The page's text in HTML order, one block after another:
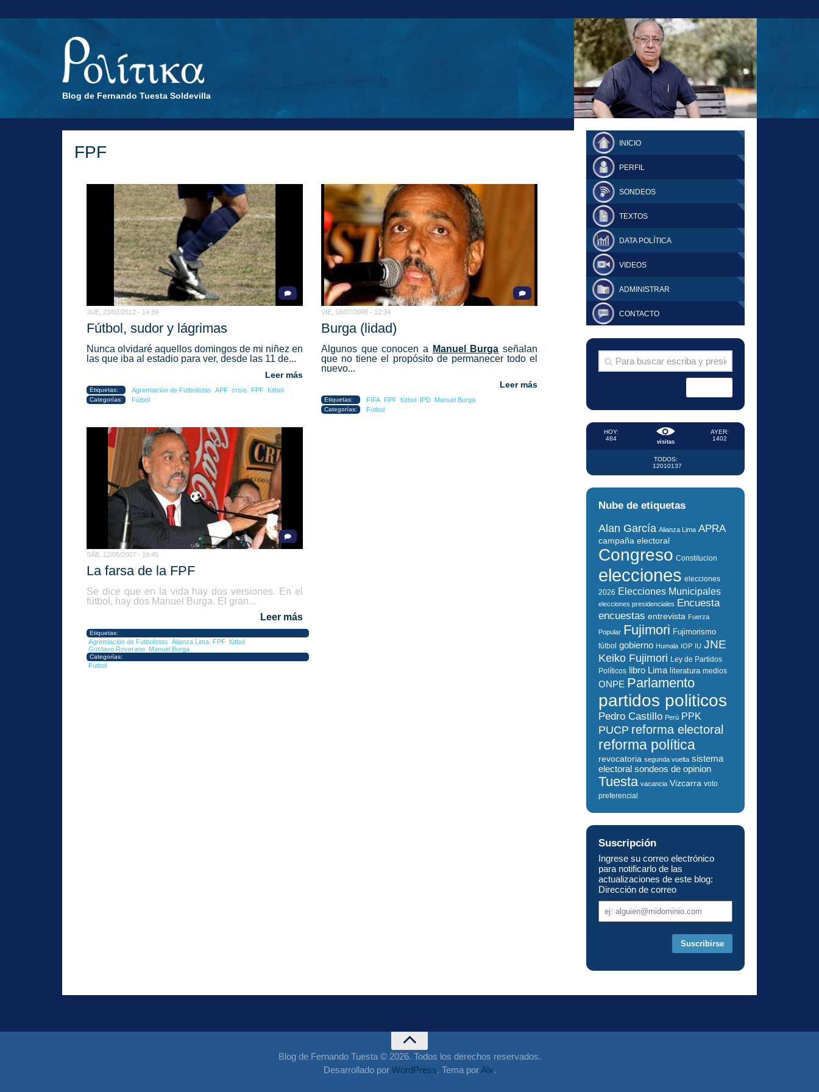
Blog de Fernando Tuesta Soldevilla
FERNANDO TUESTA SUPLEMENTO
DOMINGO
FPF
JUE, 23/02/2012 - 14:39
Fútbol, sudor y lágrimas
Nunca olvidaré aquellos domingos de mi niñez en
las que iba al estadio para ver, desde las 11 de...
Leer más
Etiquetas: Agremiación de Futbolistas APF crisis FPF fútbol
Categorías: Fútbol
VIE, 18/07/2008 - 12:34
Burga (lidad)
Algunos que conocen a Manuel Burga señalan
que no tiene el propósito de permanecer todo el
nuevo...
Leer más
Etiquetas: FIFA FPF fútbol IPD Manuel Burga
Categorías: Fútbol
SÁB, 12/05/2007 - 19:45
La farsa de la FPF
Se dice que en la vida hay dos versiones. En el
fútbol, hay dos Manuel Burga. El gran...
Leer más
Etiquetas:
Agremiación de Futbolistas Alianza Lima FPF fútbol
Gustavo Roverano Manuel Burga
Categorías:
Fútbol
INICIO
PERFIL
SONDEOS
TEXTOS
DATA POLÍTICA
VIDEOS
ADMINISTRAR
CONTACTO
visitas
HOY:
484
AYER:
1402
TODOS:
12010137
Nube de etiquetas
Alan García Alianza Lima APRA
campaña electoral
Congreso Constitucion
elecciones elecciones
2026 Elecciones Municipales
elecciones presidenciales Encuesta
encuestas entrevista Fuerza
Popular Fujimori Fujimorismo
fútbol gobierno Humala IOP IU JNE
Keiko Fujimori Ley de Partidos
Políticos libro Lima literatura medios
ONPE Parlamento
partidos politicos
Pedro Castillo Perú PPK
PUCP reforma electoral
reforma política
revocatoria segunda vuelta sistema
electoral sondeos de opinion
Tuesta vacancia Vizcarra voto
preferencial
Suscripción
Ingrese su correo electrónico
para notificarlo de las
actualizaciones de este blog:
Dirección de correo
de
Blog de Fernando Tuesta © 2026. Todos los derechos reservados.
Desarrollado por WordPress. Tema porAlx.